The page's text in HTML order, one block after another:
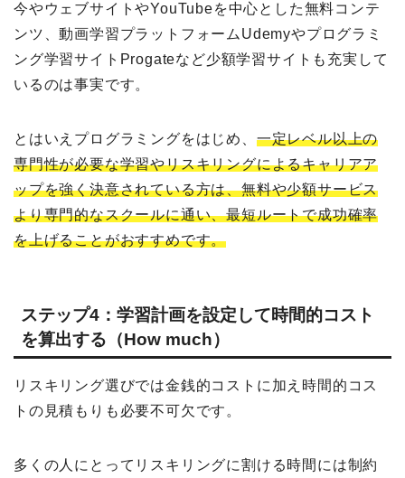
今やウェブサイトやYouTubeを中心とした無料コンテ
ンツ、動画学習プラットフォームUdemyやプログラミ
ング学習サイトProgateなど少額学習サイトも充実して
いるのは事実です。
とはいえプログラミングをはじめ、 一定レベル以上の
専門性が必要な学習やリスキリングによるキャリアア
ップを強く決意されている方は、無料や少額サービス
より専門的なスクールに通い、最短ルートで成功確率
を上げることがおすすめです。
ステップ4：学習計画を設定して時間的コスト
を算出する（How much）
リスキリング選びでは金銭的コストに加え時間的コス
トの見積もりも必要不可欠です。
多くの人にとってリスキリングに割ける時間には制約